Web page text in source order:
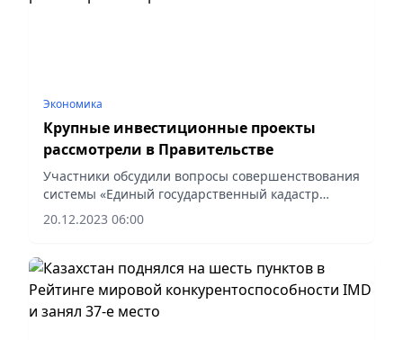
Экономика
Крупные инвестиционные проекты
рассмотрели в Правительстве
Участники обсудили вопросы совершенствования
системы «Единый государственный кадастр
недвижимости», которая была создана для
обеспечения полного доступа граждан к
20.12.2023 06:00